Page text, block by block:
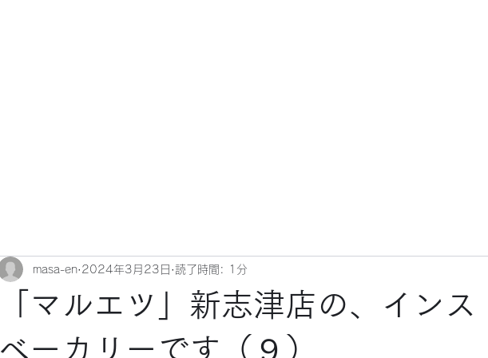
「マルエツ」新志津店の、インス
ベーカリーです（９）
masa-en 2024年3月23日 読了時間: 1分